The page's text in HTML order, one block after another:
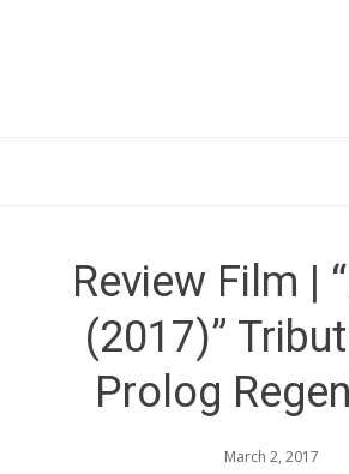
Review Film |
(2017)”
Prolog
March 2, 2017